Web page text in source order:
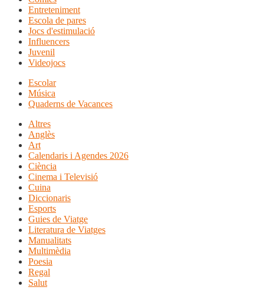
Entreteniment
Escola de pares
Jocs d'estimulació
Influencers
Juvenil
Videojocs
Escolar
Música
Quaderns de Vacances
Altres
Anglès
Art
Calendaris i Agendes 2026
Ciència
Cinema i Televisió
Cuina
Diccionaris
Esports
Guies de Viatge
Literatura de Viatges
Manualitats
Multimèdia
Poesia
Regal
Salut